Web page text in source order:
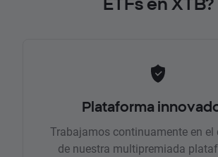
Plataforma
Trabajamos continuamente en el
de nuestra multipremiada